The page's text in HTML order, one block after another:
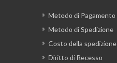
Metodo di Pagamento
Metodo di Spedizione
Costo della spedizione
Diritto di Recesso